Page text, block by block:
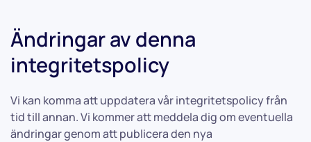
Ändringar av denna
integritetspolicy
Vi kan komma att uppdatera vår integritetspolicy från
tid till annan. Vi kommer att meddela dig om eventuella
ändringar genom att publicera den nya